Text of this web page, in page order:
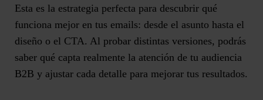
Esta es la estrategia perfecta para descubrir qué
funciona mejor en tus emails: desde el asunto hasta el
diseño o el CTA. Al probar distintas versiones, podrás
saber qué capta realmente la atención de tu audiencia
B2B y ajustar cada detalle para mejorar tus resultados.